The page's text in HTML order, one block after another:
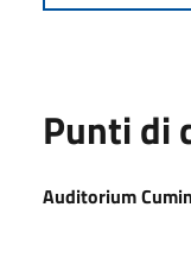
Punti di
Auditorium